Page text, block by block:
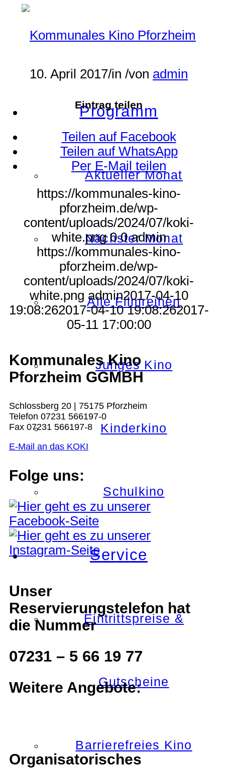
Programm
Aktueller Monat
Nächster Monat
Alle Filmreihen
Junges Kino
Kinderkino
Schulkino
Service
Eintrittspreise &
Gutscheine
Barrierefreies Kino
10. April 2017/in /von admin
Eintrag teilen
Teilen auf Facebook
Teilen auf WhatsApp
Per E-Mail teilen
https://kommunales-kino-
pforzheim.de/wp-
content/uploads/2024/07/koki-
white.png 0 0 admin
https://kommunales-kino-
pforzheim.de/wp-
content/uploads/2024/07/koki-
white.png admin2017-04-10
19:08:262017-04-10 19:08:262017-
05-11 17:00:00
Kommunales Kino
Pforzheim GGMBH
Schlossberg 20 | 75175 Pforzheim
Telefon 07231 566197-0
Fax 07231 566197-8
E-Mail an das KOKI
Folge uns:
Unser
Reservierungstelefon hat
die Nummer
07231 – 5 66 19 77
Weitere Angebote:
Organisatorisches